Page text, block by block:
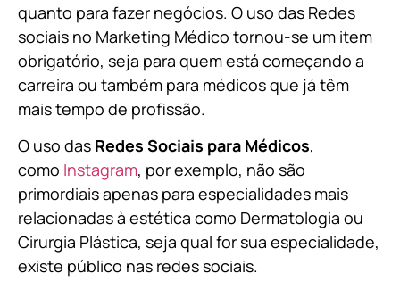
quanto para fazer negócios. O uso das Redes
sociais no Marketing Médico tornou-se um item
obrigatório, seja para quem está começando a
carreira ou também para médicos que já têm
mais tempo de profissão.
O uso das Redes Sociais para Médicos,
como Instagram, por exemplo, não são
primordiais apenas para especialidades mais
relacionadas à estética como Dermatologia ou
Cirurgia Plástica, seja qual for sua especialidade,
existe público nas redes sociais.